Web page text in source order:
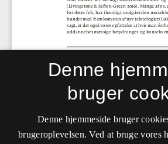
Denne
bruger
Denne hjemmeside bruger
brugeroplevelsen. Ved at bruge vores